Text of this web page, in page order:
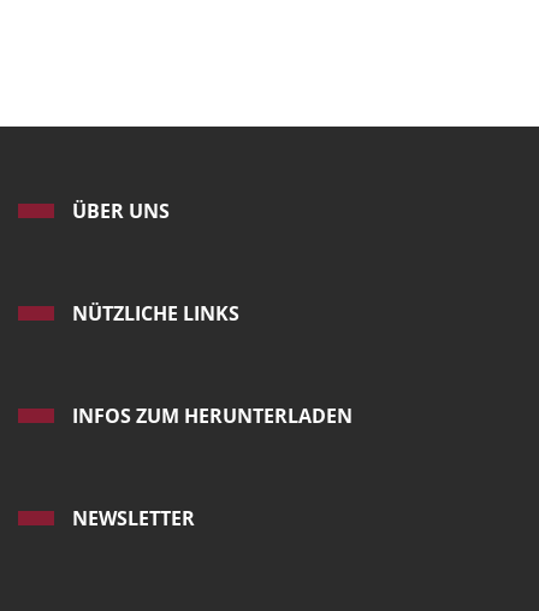
ÜBER UNS
NÜTZLICHE LINKS
INFOS ZUM HERUNTERLADEN
NEWSLETTER